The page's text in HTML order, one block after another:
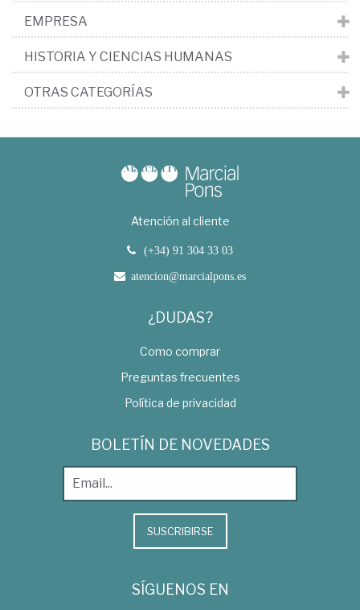
EMPRESA
HISTORIA Y CIENCIAS HUMANAS
OTRAS CATEGORÍAS
Atención al cliente
(+34) 91 304 33 03
atencion@marcialpons.es
¿DUDAS?
Como comprar
Preguntas frecuentes
Política de privacidad
BOLETÍN DE NOVEDADES
SUSCRIBIRSE
SÍGUENOS EN